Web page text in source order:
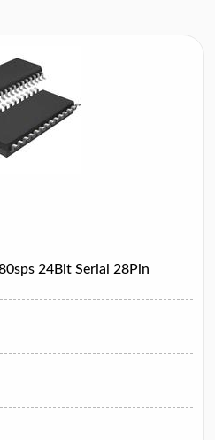
24Bit Serial 28Pin